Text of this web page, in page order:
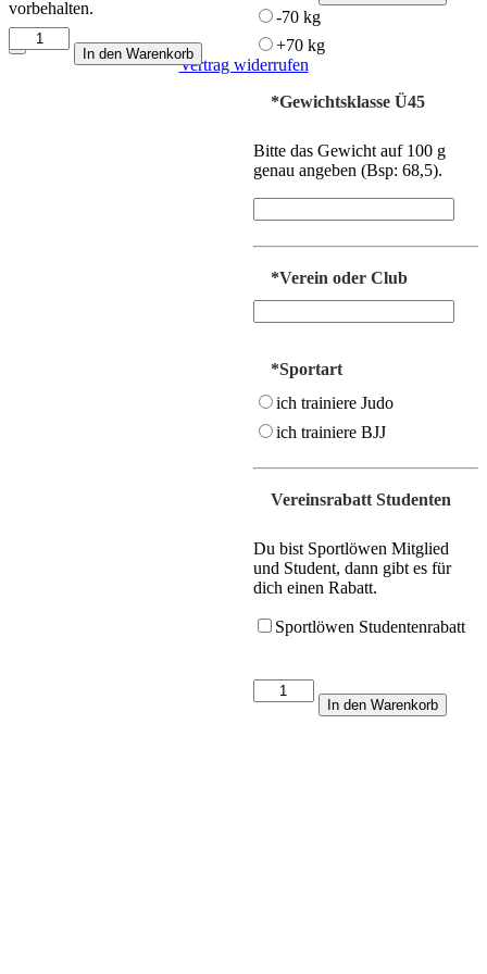
-70 kg
+70 kg
*Gewichtsklasse Ü45
Bitte das Gewicht auf 100 g
genau angeben (Bsp: 68,5).
*Verein oder Club
*Sportart
ich trainiere Judo
ich trainiere BJJ
Vereinsrabatt Studenten
Du bist Sportlöwen Mitglied
und Student, dann gibt es für
dich einen Rabatt.
Sportlöwen Studentenrabatt
Startgeld
-
In den Warenkorb
Lions
Academy
In den Warenkorb
2026
Menge
vorbehalten.
Vertrag widerrufen